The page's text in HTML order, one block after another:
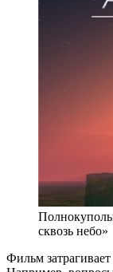
сквозь небо»
Фильм